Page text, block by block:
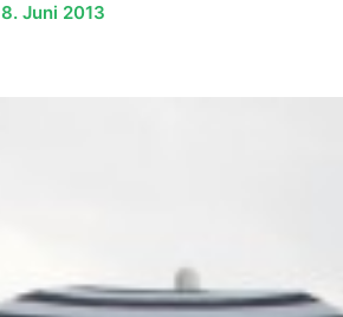
8. Juni 2013